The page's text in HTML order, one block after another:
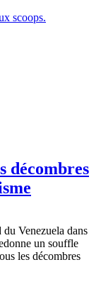
décombres
Venezuela dans
un souffle
les décombres